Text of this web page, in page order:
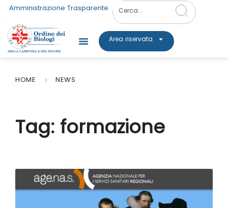
Amministrazione Trasparente
Area riservata
HOME NEWS
Tag: formazione